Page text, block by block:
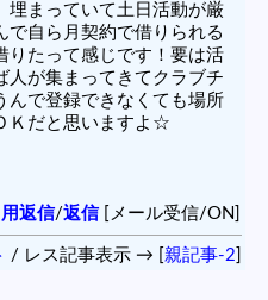
埋まっていて土日活動が厳
で自ら月契約で借りられる
りたって感じです！要は活
人が集まってきてクラブチ
んで登録できなくても場所
Ｋだと思いますよ☆
返信/返信[メール受信/ON]
/ レス記事表示 → [ 親記事-2